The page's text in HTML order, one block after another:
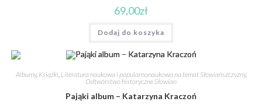
69,00zł
Dodaj do koszyka
Albumy, Książki, Literatura naukowa i popularnonaukowa na temat Słowiańszczyzny,
Odtwórstwo historyczne Słowian
Pająki album – Katarzyna Kraczoń